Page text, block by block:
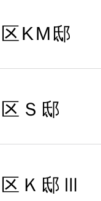
KM邸
Ｓ邸
Ｋ邸Ⅲ